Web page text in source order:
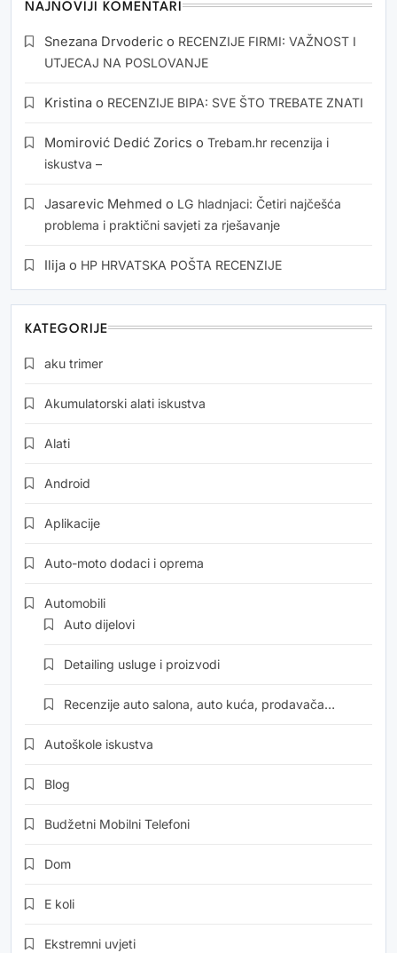
NAJNOVIJI KOMENTARI
Snezana Drvoderic o RECENZIJE FIRMI: VAŽNOST I
UTJECAJ NA POSLOVANJE
Kristina o RECENZIJE BIPA: SVE ŠTO TREBATE ZNATI
Momirović Dedić Zorics o Trebam.hr recenzija i
iskustva –
Jasarevic Mehmed o LG hladnjaci: Četiri najčešća
problema i praktični savjeti za rješavanje
Ilija o HP HRVATSKA POŠTA RECENZIJE
KATEGORIJE
aku trimer
Akumulatorski alati iskustva
Alati
Android
Aplikacije
Auto-moto dodaci i oprema
Automobili
Auto dijelovi
Detailing usluge i proizvodi
Recenzije auto salona, auto kuća, prodavača…
Autoškole iskustva
Blog
Budžetni Mobilni Telefoni
Dom
E koli
Ekstremni uvjeti